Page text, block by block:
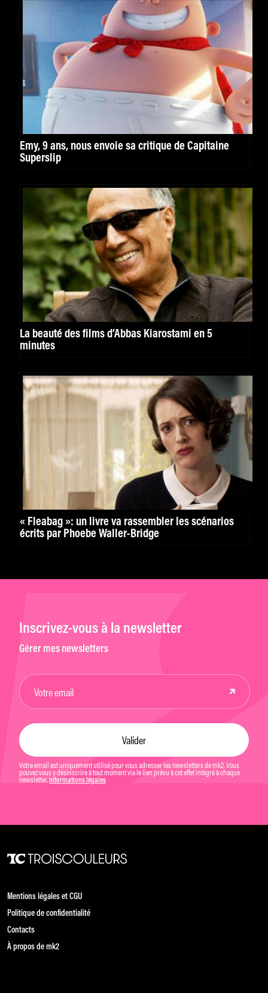
Emy, 9 ans, nous envoie sa critique de Capitaine
Superslip
La beauté des films d’Abbas Kiarostami en 5
minutes
« Fleabag »: un livre va rassembler les scénarios
écrits par Phoebe Waller-Bridge
Inscrivez-vous à la newsletter
Gérer mes newsletters
Votre email est uniquement utilisé pour vous adresser les newsletters de mk2. Vous
pouvez vous y désinscrire à tout moment via le lien prévu à cet effet intégré à chaque
newsletter. Informations légales
Mentions légales et CGU
Politique de confidentialité
Contacts
À propos de mk2